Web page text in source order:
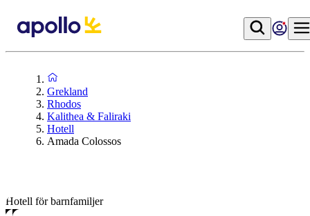
Grekland
Rhodos
Kalithea & Faliraki
Hotell
Amada Colossos
Hotell för barnfamiljer